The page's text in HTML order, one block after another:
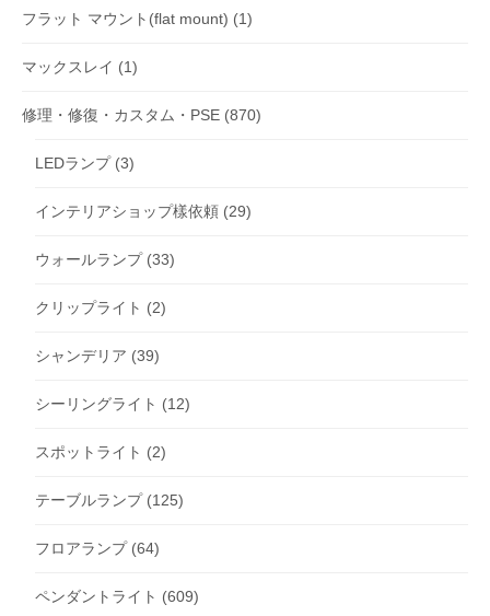
フラット マウント(flat mount) (1)
マックスレイ (1)
修理・修復・カスタム・PSE (870)
LEDランプ(3)
インテリアショップ樣依頼 (29)
ウォールランプ(33)
クリップライト (2)
シャンデリア (39)
シーリングライト (12)
スポットライト (2)
テーブルランプ(125)
フロアランプ(64)
ペンダントライト (609)